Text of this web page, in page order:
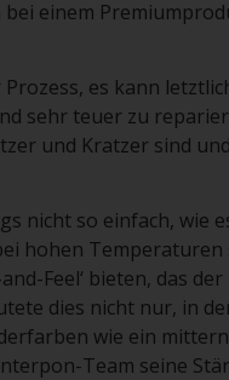
einem
es kann
sehr teuer zu
und Kratzer sind und
nicht so einfach, wie
hohen
Feel‘ bieten, das
dies nicht nur, in
wie ein
Team seine